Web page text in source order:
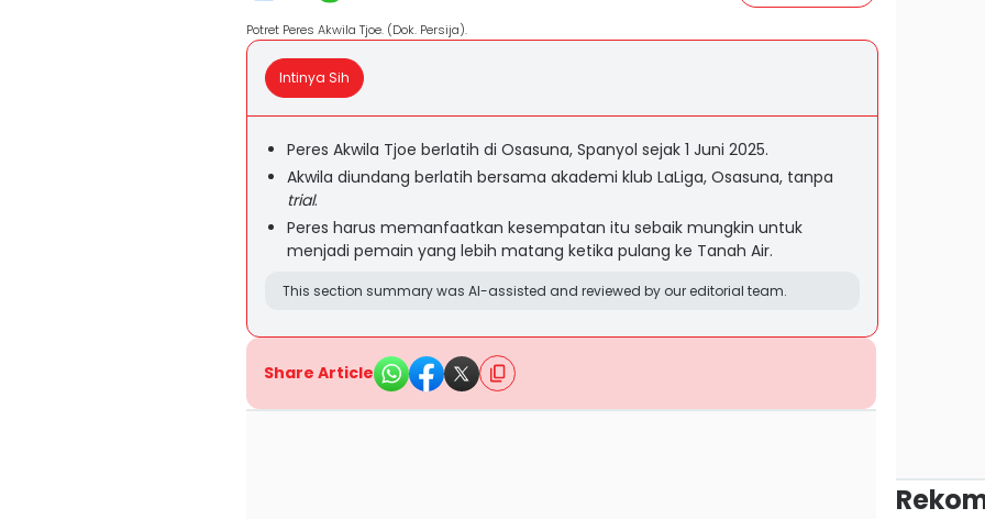
Potret Peres Akwila Tjoe. (Dok. Persija).
Intinya Sih
Peres Akwila Tjoe berlatih di Osasuna, Spanyol sejak 1 Juni 2025.
Akwila diundang berlatih bersama akademi klub LaLiga, Osasuna, tanpa
trial.
Peres harus memanfaatkan kesempatan itu sebaik mungkin untuk
menjadi pemain yang lebih matang ketika pulang ke Tanah Air.
This section summary was AI-assisted and reviewed by our editorial team.
Share Article